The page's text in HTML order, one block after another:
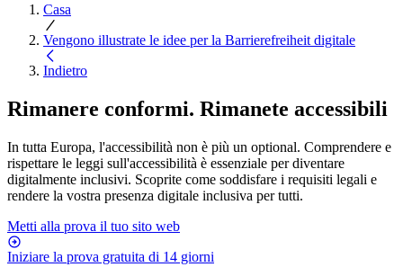
Casa
Vengono illustrate le idee per la Barrierefreiheit digitale
Indietro
Rimanere conformi. Rimanete accessibili
In tutta Europa, l'accessibilità non è più un optional. Comprendere e
rispettare le leggi sull'accessibilità è essenziale per diventare
digitalmente inclusivi. Scoprite come soddisfare i requisiti legali e
rendere la vostra presenza digitale inclusiva per tutti.
Metti alla prova il tuo sito web
Iniziare la prova gratuita di 14 giorni